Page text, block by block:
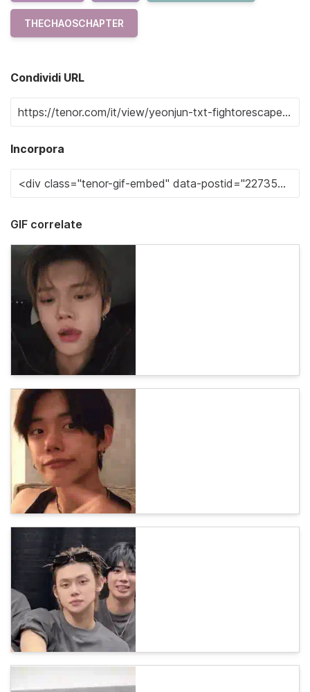
THECHAOSCHAPTER
Condividi URL
Incorpora
GIF correlate